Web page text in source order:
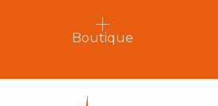
Boutique